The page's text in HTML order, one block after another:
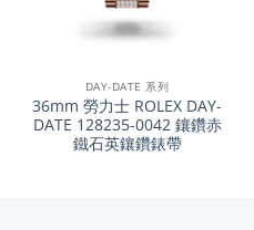
DAY-DATE 系列
36mm 勞力士 ROLEX DAY-
DATE 128235-0042 鑲鑽赤
鐵石英鑲鑽錶帶